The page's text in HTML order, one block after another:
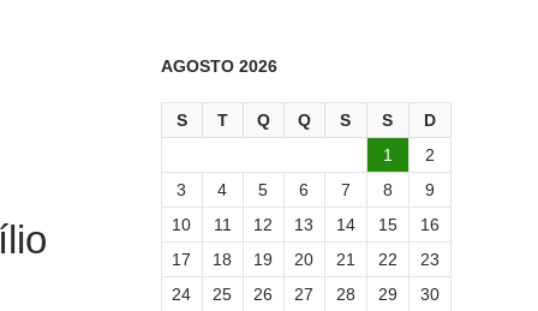
AGOSTO 2026
S T Q Q S S
D
1
2
3
4 5 6 7 8
9
10
11 12 13 14 15
16
17
18 19 20 21 22
23
24
25 26 27 28 29
30